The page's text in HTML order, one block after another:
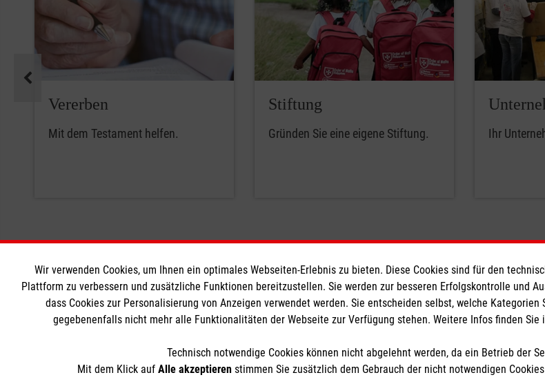
Vererben
Mit dem Testament helfen.
Stiftung
Gründen Sie eine eigene Stiftung. Ihr
Informationen
Impressum
Die Malteser
Malteser in Deutschland
Sharepoint
Empfänger:
BIC:
Wir verwenden Cookies, um Ihnen ein optimales Webseiten-Erlebnis zu bieten. Diese Cookies sind für den
Plattform zu verbessern und zusätzliche Funktionen bereitzustellen. Sie werden zur besseren Erfolgskontrolle und
dass Cookies zur Personalisierung von Anzeigen verwendet werden. Sie entscheiden selbst, welche
gegebenenfalls nicht mehr alle Funktionalitäten der Webseite zur Verfügung stehen. Weitere Infos finden
Technisch notwendige Cookies können nicht abgelehnt werden, da ein Betrieb der
Mit dem Klick auf Alle akzeptieren stimmen Sie zusätzlich dem Gebrauch der nicht notwendigen